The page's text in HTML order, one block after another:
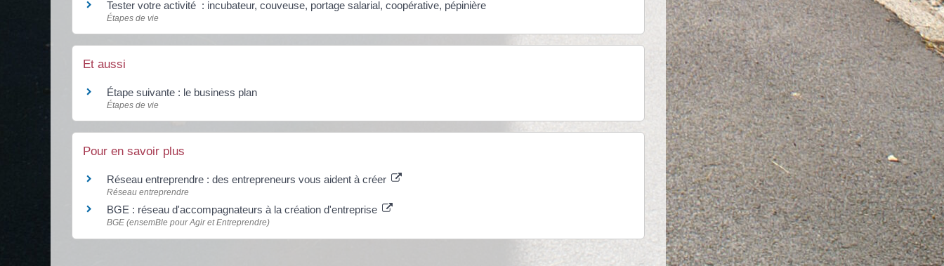
Tester votre activité : incubateur, couveuse, portage salarial, coopérative, pépinière
Étapes de vie
Et aussi
Étape suivante : le business plan
Étapes de vie
Pour en savoir plus
Réseau entreprendre : des entrepreneurs vous aident à créer
Réseau entreprendre
BGE : réseau d'accompagnateurs à la création d'entreprise
BGE (ensemBle pour Agir et Entreprendre)